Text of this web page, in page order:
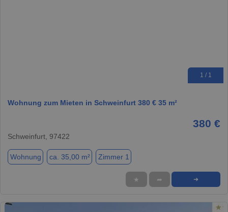
1 / 1
Wohnung zum Mieten in Schweinfurt 380 € 35 m²
380 €
Schweinfurt, 97422
Wohnung ca. 35,00 m² Zimmer 1
★ ➦ ➜